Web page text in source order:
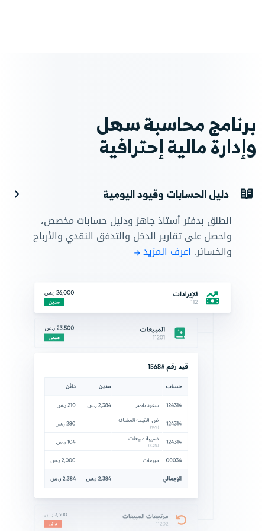
برنامج محاسبة سهل
وإدارة مالية إحترافية
دليل الحسابات وقيود اليومية
انطلق بدفتر أستاذ جاهز ودليل حسابات مخصص،
واحصل على تقارير الدخل والتدفق النقدي والأرباح
والخسائر. اعرف المزيد